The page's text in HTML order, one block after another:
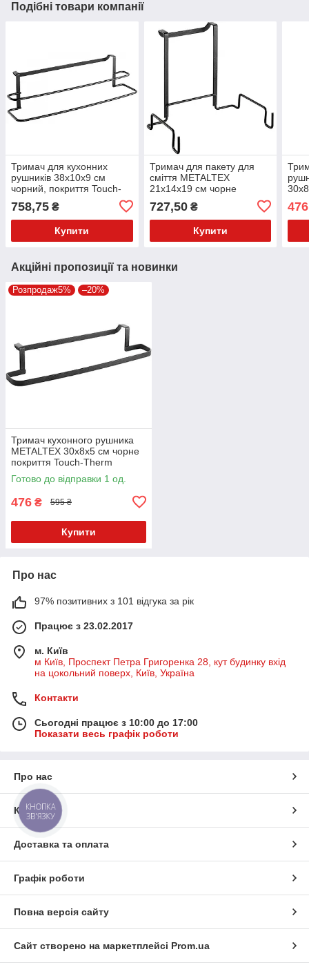
Подібні товари компанії
Тримач для кухонних
рушників 38х10х9 см
чорний, покриття Touch-
METALTEX
758,75 ₴
Купити
Тримач для пакету для
сміття METALTEX
21х14х19 см чорне
GALILEO LAVA (352615)
727,50₴
Купити
476
Акційні пропозиції та новинки
Розпродаж5% –20%
Тримач кухонного рушника
METALTEX 30х8х5 см чорне
покриття Touch-Therm
GALILEO LAVA (352604)
Готово до відправки 1 од.
476 ₴ 595 ₴
Купити
Про нас
97% позитивних з 101 відгука за рік
Працює з 23.02.2017
м. Київ
м Київ, Проспект Петра Григоренка 28, кут будинку вхід
на цокольний поверх, Київ, Україна
Контакти
Сьогодні працює з 10:00 до 17:00
Показати весь графік роботи
Про нас
Контакти
Доставка та оплата
Графік роботи
Повна версія сайту
Сайт створено на маркетплейсі Prom.ua
КНОПКА
ЗВ'ЯЗКУ